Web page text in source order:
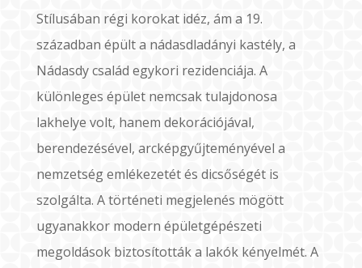
Stílusában régi korokat idéz, ám a 19.
században épült a nádasdladányi kastély, a
Nádasdy család egykori rezidenciája. A
különleges épület nemcsak tulajdonosa
lakhelye volt, hanem dekorációjával,
berendezésével, arcképgyűjteményével a
nemzetség emlékezetét és dicsőségét is
szolgálta. A történeti megjelenés mögött
ugyanakkor modern épületgépészeti
megoldások biztosították a lakók kényelmét. A